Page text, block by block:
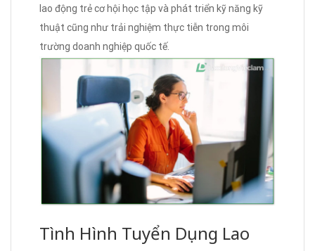
lao động trẻ cơ hội học tập và phát triển kỹ năng kỹ
thuật cũng như trải nghiệm thực tiễn trong môi
trường doanh nghiệp quốc tế.
Tình Hình Tuyển Dụng Lao